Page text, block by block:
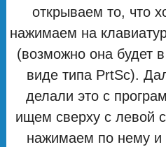
открываем то, что
нажимаем на
(возможно она будет
виде типа PrtSc).
делали это с
ищем сверху с левой
нажимаем по нему и